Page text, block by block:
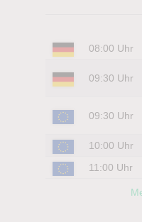
08:00 Uhr
09:30 Uhr
09:30 Uhr
10:00 Uhr
11:00 Uhr